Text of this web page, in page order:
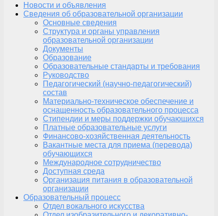
Новости и объявления
Сведения об образовательной организации
Основные сведения
Структура и органы управления
образовательной организации
Документы
Образование
Образовательные стандарты и требования
Руководство
Педагогический (научно-педагогический)
состав
Материально-техническое обеспечение и
оснащенность образовательного процесса
Стипендии и меры поддержки обучающихся
Платные образовательные услуги
Финансово-хозяйственная деятельность
Вакантные места для приема (перевода)
обучающихся
Международное сотрудничество
Доступная среда
Организация питания в образовательной
организации
Образовательный процесс
Отдел вокального искусства